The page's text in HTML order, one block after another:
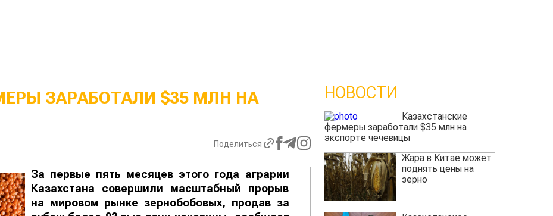
ЗАРАБОТАЛИ $35 МЛН НА
Поделиться
За первые пять месяцев этого года аграрии
Казахстана совершили масштабный прорыв
на мировом рынке зернобобовых, продав за
НОВОСТИ
Казахстанские
фермеры заработали $35 млн на
экспорте чечевицы
Жара в Китае может
поднять цены на
зерно